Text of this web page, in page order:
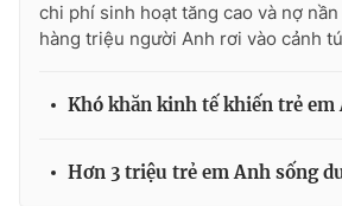
chi phí sinh hoạt tăng cao và nợ
hàng triệu người Anh rơi vào cảnh
Khó khăn kinh tế khiến trẻ em
Hơn 3 triệu trẻ em Anh sống